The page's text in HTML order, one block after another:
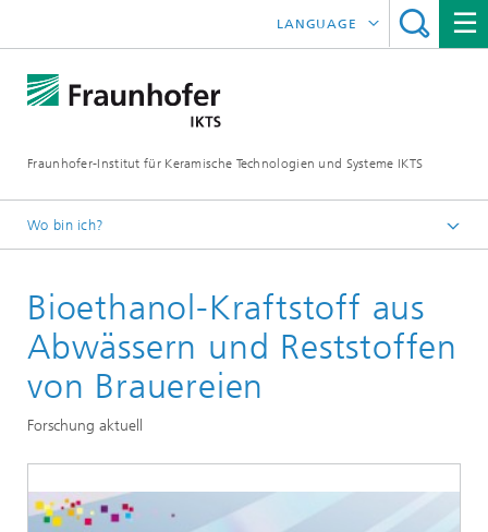
Fraunhofer-Institut für Keramische Technologien und Systeme IKTS
LANGUAGE
ČESKÝ
Wo bin ich?
Abteilungen
Umwelt- und Verfahrenstechnik
Biomassekonversion und Nährstoffrecycling
Bioethanol-Kraftstoff aus
Abwässern und Reststoffen
von Brauereien
Forschung aktuell